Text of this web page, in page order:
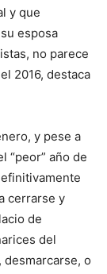
y que
esposa
no parece
2016, destaca
y pese a
“peor” año de
cerrarse y
de
del
o